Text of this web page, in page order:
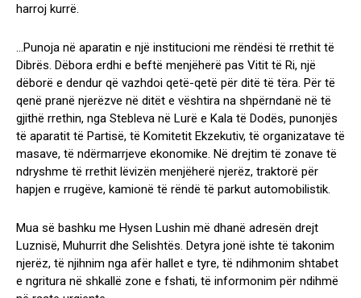
harroj kurrë.
…Punoja në aparatin e një institucioni me rëndësi të rrethit të
Dibrës. Dëbora erdhi e beftë menjëherë pas Vitit të Ri, një
dëborë e dendur që vazhdoi qetë-qetë për ditë të tëra. Për të
qenë pranë njerëzve në ditët e vështira na shpërndanë në të
gjithë rrethin, nga Stebleva në Lurë e Kala të Dodës, punonjës
të aparatit të Partisë, të Komitetit Ekzekutiv, të organizatave të
masave, të ndërmarrjeve ekonomike. Në drejtim të zonave të
ndryshme të rrethit lëvizën menjëherë njerëz, traktorë për
hapjen e rrugëve, kamionë të rëndë të parkut automobilistik.
Mua së bashku me Hysen Lushin më dhanë adresën drejt
Luznisë, Muhurrit dhe Selishtës. Detyra jonë ishte të takonim
njerëz, të njihnim nga afër hallet e tyre, të ndihmonim shtabet
e ngritura në shkallë zone e fshati, të informonim për ndihmë